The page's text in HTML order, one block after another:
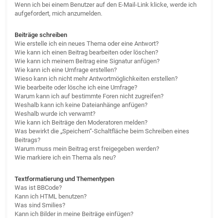
Wenn ich bei einem Benutzer auf den E-Mail-Link klicke, werde ich
aufgefordert, mich anzumelden.
Beiträge schreiben
Wie erstelle ich ein neues Thema oder eine Antwort?
Wie kann ich einen Beitrag bearbeiten oder löschen?
Wie kann ich meinem Beitrag eine Signatur anfügen?
Wie kann ich eine Umfrage erstellen?
Wieso kann ich nicht mehr Antwortmöglichkeiten erstellen?
Wie bearbeite oder lösche ich eine Umfrage?
Warum kann ich auf bestimmte Foren nicht zugreifen?
Weshalb kann ich keine Dateianhänge anfügen?
Weshalb wurde ich verwarnt?
Wie kann ich Beiträge den Moderatoren melden?
Was bewirkt die „Speichern“-Schaltfläche beim Schreiben eines
Beitrags?
Warum muss mein Beitrag erst freigegeben werden?
Wie markiere ich ein Thema als neu?
Textformatierung und Thementypen
Was ist BBCode?
Kann ich HTML benutzen?
Was sind Smilies?
Kann ich Bilder in meine Beiträge einfügen?